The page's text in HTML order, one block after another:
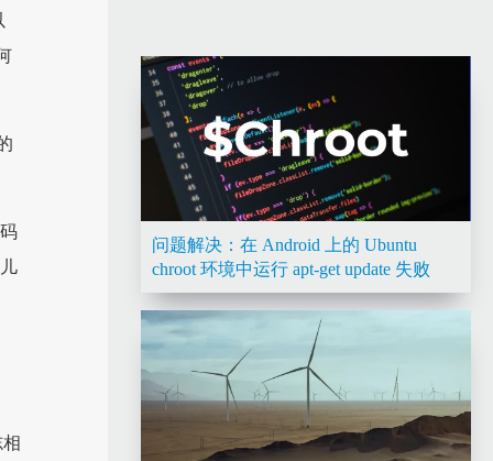
问题解决：在 Android 上的 Ubuntu
chroot 环境中运行 apt-get update 失败